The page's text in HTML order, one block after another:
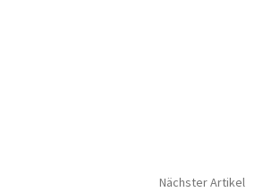
Nächster Artikel